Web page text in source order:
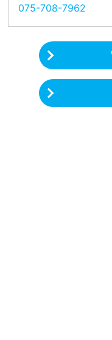
075-708-7962